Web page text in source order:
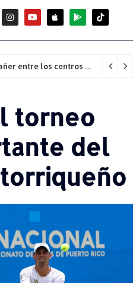
Hospital General de Castañer entre los centros de salud comunitarios con mejor desempeño clínico de Estados Unidos
torneo
del